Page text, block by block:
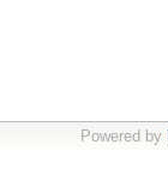
Powered by